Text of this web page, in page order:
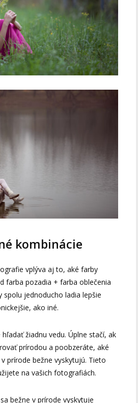
kombinácie
vplýva aj to, aké farby
farba pozadia + farba oblečenia
jednoducho ladia lepšie
ako iné.
žiadnu vedu. Úplne stačí, ak
prírodou a poobzeráte, aké
prírode bežne vyskytujú. Tieto
na vašich fotografiách.
bežne v prírode vyskytuje